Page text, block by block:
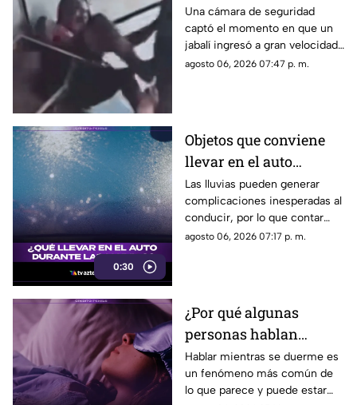
clientes luego de entrar
a un negocio
Una cámara de seguridad
captó el momento en que un
jabalí ingresó a gran velocidad
a un establecimiento en la
agosto 06, 2026 07:47 p. m.
0:30
Objetos que conviene
llevar en el auto
durante la temporada
de lluvias
Las lluvias pueden generar
complicaciones inesperadas al
conducir, por lo que contar
con algunos objetos básicos
agosto 06, 2026 07:17 p. m.
¿Por qué algunas
personas hablan
dormidas?
Hablar mientras se duerme es
un fenómeno más común de
lo que parece y puede estar